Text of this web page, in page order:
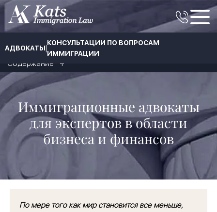
АДВОКАТЫ|
КОНСУЛЬТАЦИИ ПО ВОПРОСАМ
ИММИГРАЦИИ
Иммиграционные адвокаты
для экспертов в области
бизнеса и финансов
Содержание
По мере того как мир становится все меньше,